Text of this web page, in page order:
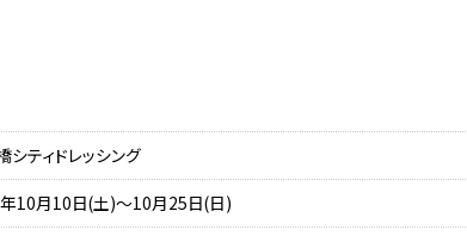
シティドレッシング
10月10日(土)～10月25日(日)